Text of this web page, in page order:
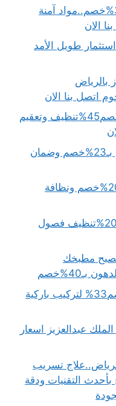
شركة عزل خزانات بالرياض بـ33%خصم..مواد آمنة
باحترافية 99%..استثمار طويل الأمد
بالرياض
شركة تنظيف مساجد بالرياض بخصم45%تنظيف وتعقيم
كشف تسربات الخزانات بالرياض بـ23%خصم وضمان
شركة تنظيف محلات بالرياض بـ20%خصم ونظافة
شركه تنظيف مدارس بالرياض بـ20%تنظيف فصول
مطبخك
شركة تركيب باركية بالرياض بخصم33% لتركيب باركية
عبدالعزيز اسعار
تسريب
التقنيات ودقة